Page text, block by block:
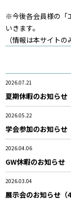
※今後各会員様の「
いきます。
（情報は本サイト
2026.07.21
夏期休暇のお知らせ
2026.05.22
学会参加のお知らせ
2026.04.06
GW休暇のお知らせ
2026.03.04
展示会のお知らせ（4